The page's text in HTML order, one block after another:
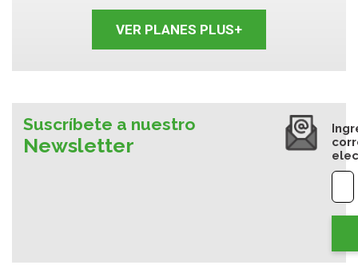
VER PLANES PLUS+
Suscríbete a nuestro
Newsletter